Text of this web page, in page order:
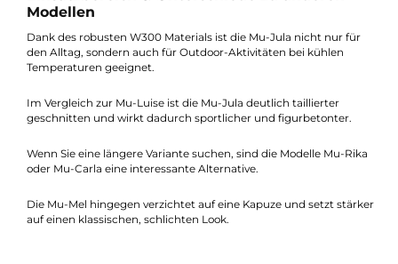
Durch den körpernahen, taillierten Schnitt wirkt die Mu-Jula
deutlich femininer als viele andere Wolljacken und lässt sich
sowohl im Alltag als auch bei Outdoor-Aktivitäten vielseitig
einsetzen.
Modellen
den Alltag, sondern auch für Outdoor-Aktivitäten bei kühlen
Temperaturen geeignet.